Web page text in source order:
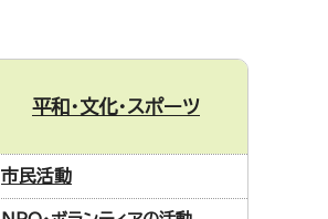
平和・文化・スポーツ
市民活動